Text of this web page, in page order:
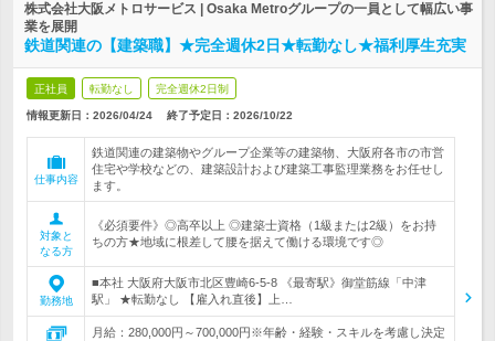
株式会社大阪メトロサービス | Osaka Metroグループの一員として幅広い事
業を展開
鉄道関連の【建築職】★完全週休2日★転勤なし★福利厚生充実
正社員 転勤なし 完全週休2日制
情報更新日：2026/04/24 終了予定日： 2026/10/22
仕事内容
鉄道関連の建築物やグループ企業等の建築物、大阪府各市の市営
住宅や学校などの、建築設計および建築工事監理業務をお任せし
ます。
対象と
なる方
《必須要件》◎高卒以上 ◎建築士資格（1級または2級）をお持
ちの方★地域に根差して腰を据えて働ける環境です◎
勤務地
■本社 大阪府大阪市北区豊崎6-5-8 《最寄駅》御堂筋線「中津
駅」 ★転勤なし 【雇入れ直後】上…
月給：280,000円～700,000円※年齢・経験・スキルを考慮し決定